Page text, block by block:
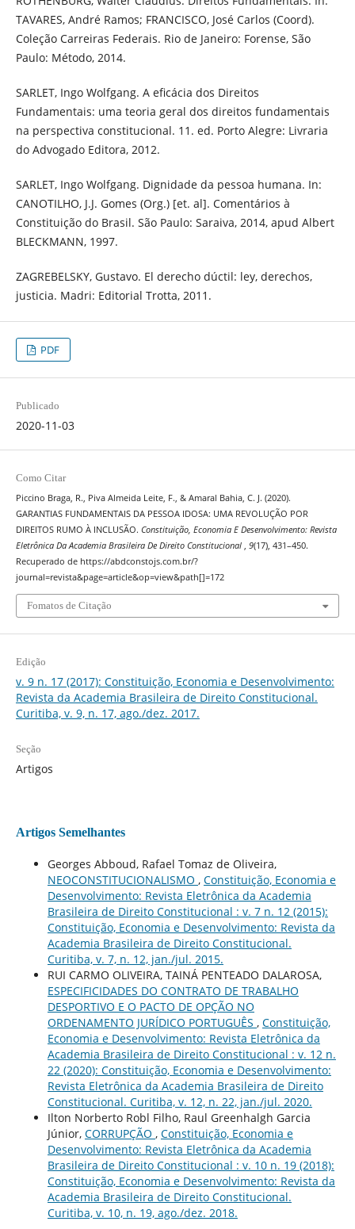
TAVARES, André Ramos; FRANCISCO, José Carlos (Coord).
Coleção Carreiras Federais. Rio de Janeiro: Forense, São
Paulo: Método, 2014.
SARLET, Ingo Wolfgang. A eficácia dos Direitos
Fundamentais: uma teoria geral dos direitos fundamentais
na perspectiva constitucional. 11. ed. Porto Alegre: Livraria
do Advogado Editora, 2012.
SARLET, Ingo Wolfgang. Dignidade da pessoa humana. In:
CANOTILHO, J.J. Gomes (Org.) [et. al]. Comentários à
Constituição do Brasil. São Paulo: Saraiva, 2014, apud Albert
BLECKMANN, 1997.
ZAGREBELSKY, Gustavo. El derecho dúctil: ley, derechos,
justicia. Madri: Editorial Trotta, 2011.
PDF
Publicado
2020-11-03
Como Citar
Piccino Braga, R., Piva Almeida Leite, F., & Amaral Bahia, C. J. (2020).
GARANTIAS FUNDAMENTAIS DA PESSOA IDOSA: UMA REVOLUÇÃO POR
DIREITOS RUMO À INCLUSÃO. Constituição, Economia E Desenvolvimento: Revista
Eletrônica Da Academia Brasileira De Direito Constitucional , 9(17), 431–450.
Recuperado de https://abdconstojs.com.br/?
journal=revista&page=article&op=view&path[]=172
Fomatos de Citação
Edição
v. 9 n. 17 (2017): Constituição, Economia e Desenvolvimento:
Revista da Academia Brasileira de Direito Constitucional.
Curitiba, v. 9, n. 17, ago./dez. 2017.
Seção
Artigos
Artigos Semelhantes
Georges Abboud, Rafael Tomaz de Oliveira,
NEOCONSTITUCIONALISMO , Constituição, Economia e
Desenvolvimento: Revista Eletrônica da Academia
Brasileira de Direito Constitucional : v. 7 n. 12 (2015):
Constituição, Economia e Desenvolvimento: Revista da
Academia Brasileira de Direito Constitucional.
Curitiba, v. 7, n. 12, jan./jul. 2015.
RUI CARMO OLIVEIRA, TAINÁ PENTEADO DALAROSA,
ESPECIFICIDADES DO CONTRATO DE TRABALHO
DESPORTIVO E O PACTO DE OPÇÃO NO
ORDENAMENTO JURÍDICO PORTUGUÊS , Constituição,
Economia e Desenvolvimento: Revista Eletrônica da
Academia Brasileira de Direito Constitucional : v. 12 n.
22 (2020): Constituição, Economia e Desenvolvimento:
Revista Eletrônica da Academia Brasileira de Direito
Constitucional. Curitiba, v. 12, n. 22, jan./jul. 2020.
Ilton Norberto Robl Filho, Raul Greenhalgh Garcia
Júnior, CORRUPÇÃO , Constituição, Economia e
Desenvolvimento: Revista Eletrônica da Academia
Brasileira de Direito Constitucional : v. 10 n. 19 (2018):
Constituição, Economia e Desenvolvimento: Revista da
Academia Brasileira de Direito Constitucional.
Curitiba, v. 10, n. 19, ago./dez. 2018.